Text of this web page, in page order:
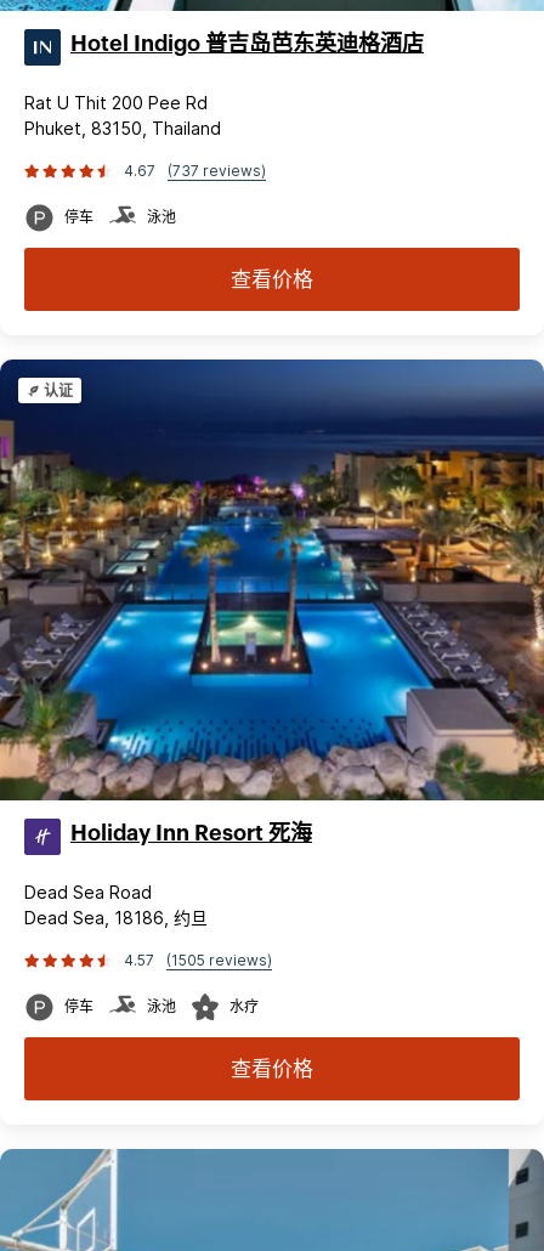
Hotel Indigo 普吉岛芭东英迪格酒店
Rat U Thit 200 Pee Rd
Phuket, 83150, Thailand
4.67 (737 reviews)
停车 泳池
查看价格
认证
Holiday Inn Resort 死海
Dead Sea Road
Dead Sea, 18186, 约旦
4.57 (1505 reviews)
停车 泳池 水疗
查看价格